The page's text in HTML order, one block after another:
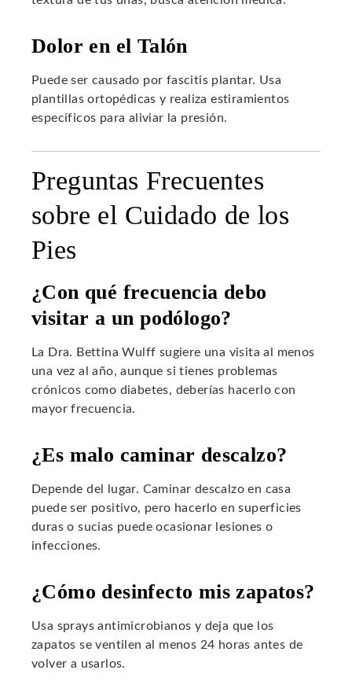
Dolor en el Talón
Puede ser causado por fascitis plantar. Usa
plantillas ortopédicas y realiza estiramientos
específicos para aliviar la presión.
Preguntas Frecuentes
sobre el Cuidado de los
Pies
¿Con qué frecuencia debo
visitar a un podólogo?
La Dra. Bettina Wulff sugiere una visita al menos
una vez al año, aunque si tienes problemas
crónicos como diabetes, deberías hacerlo con
mayor frecuencia.
¿Es malo caminar descalzo?
Depende del lugar. Caminar descalzo en casa
puede ser positivo, pero hacerlo en superficies
duras o sucias puede ocasionar lesiones o
infecciones.
¿Cómo desinfecto mis zapatos?
Usa sprays antimicrobianos y deja que los
zapatos se ventilen al menos 24 horas antes de
volver a usarlos.